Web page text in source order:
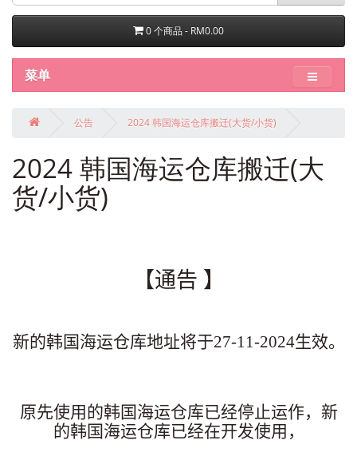
0 个商品 - RM0.00
菜单
公告 2024 韩国海运仓库搬迁(大货/小货)
2024 韩国海运仓库搬迁(大
货/小货)
【通告 】
新的韩国海运仓库地址将于27-11-2024生效。
原先使用的韩国海运仓库已经停止运作， 新
的韩国海运仓库已经在开发使用，